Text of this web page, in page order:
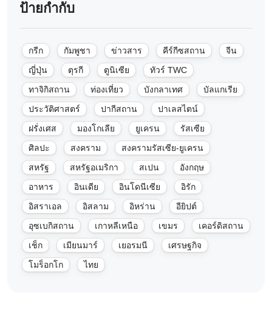
ป้ายกำกับ
กรีก กัมพูชา ข่าวสาร คีร์กีซสถาน
จีน
ญี่ปุ่น
ตุรกี ตูนิเซีย
ทัวร์ TWC
ทาจิกิสถาน
ท่องเที่ยว บังกลาเทศ
บัลแกเรีย
ประวัติศาสตร์
ปากีสถาน
ปาเลสไตน์
ฝรั่งเศส
มองโกเลีย ยูเครน
รัสเซีย
ศิลปะ
สงคราม
สงครามรัสเซีย-ยูเครน
สหรัฐ
สหรัฐอเมริกา สเปน
อังกฤษ
อาหาร
อินเดีย อินโดนีเซีย
อิรัก
อิสราเอล
อิสลาม อิหร่าน
อียิปต์
อุซเบกิสถาน
เกาหลีเหนือ เขมร
เคอร์ดิสถาน
เช็ก
เมียนมาร์ เยอรมนี
เศรษฐกิจ
โมร็อกโก
ไทย